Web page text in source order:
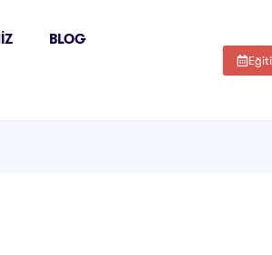
BLOG